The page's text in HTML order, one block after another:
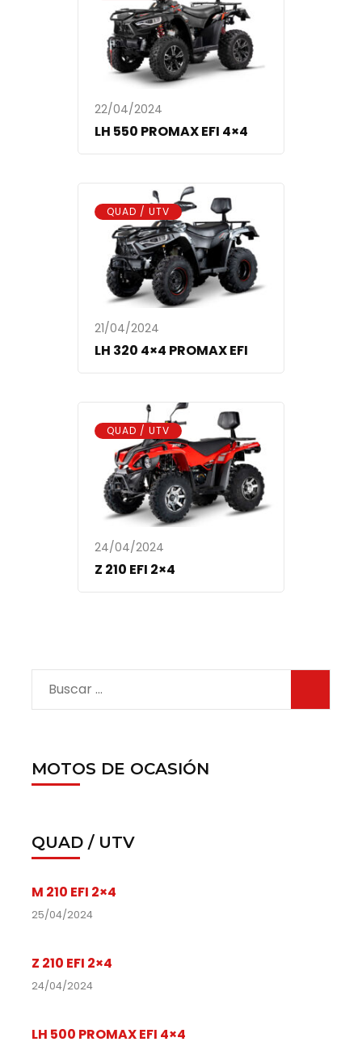
22/04/2024
LH 550 PROMAX EFI 4×4
QUAD / UTV
21/04/2024
LH 320 4×4 PROMAX EFI
QUAD / UTV
24/04/2024
Z 210 EFI 2×4
MOTOS DE OCASIÓN
QUAD / UTV
M 210 EFI 2×4
25/04/2024
Z 210 EFI 2×4
24/04/2024
LH 500 PROMAX EFI 4×4